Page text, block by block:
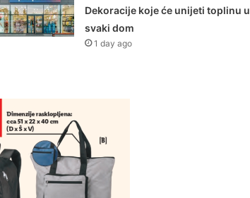
Dekoracije koje će unijeti toplinu u
svaki dom
1 day ago